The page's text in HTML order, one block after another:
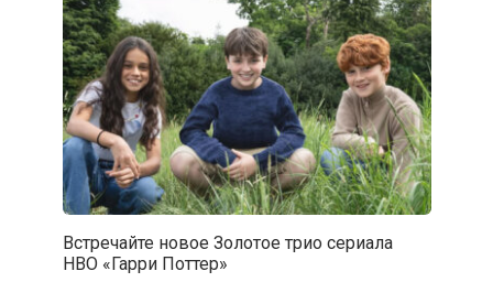
Встречайте новое Золотое трио сериала
HBO «Гарри Поттер»